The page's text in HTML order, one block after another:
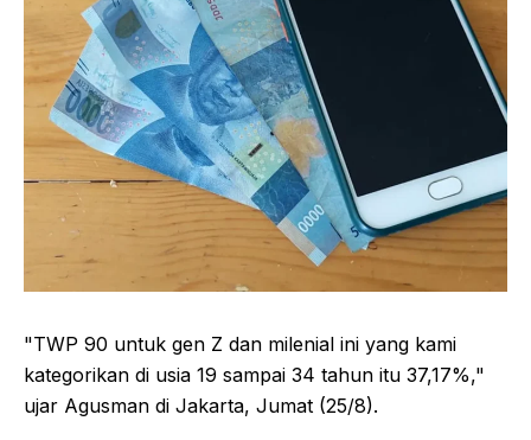
"TWP 90 untuk gen Z dan milenial ini yang kami
kategorikan di usia 19 sampai 34 tahun itu 37,17%,"
ujar Agusman di Jakarta, Jumat (25/8).